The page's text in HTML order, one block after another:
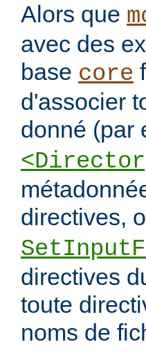
Alors que
avec des
base core
d'associer
donné (par
directives,
directives
toute
noms de